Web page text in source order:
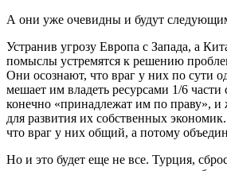
А они уже очевидны и будут
Устранив угрозу Европа с Запада, а
помыслы устремятся к решению
Они осознают, что враг у них по сути
мешает им владеть ресурсами 1/6
конечно «принадлежат им по праву»,
для развития их собственных
что враг у них общий, а потому
Но и это будет еще не все. Турция,